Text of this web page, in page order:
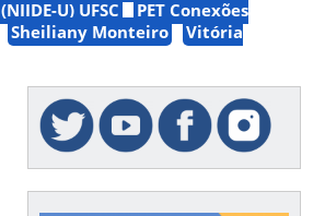
U) UFSC
PET Conexões
Sheiliany Monteiro
Vitória